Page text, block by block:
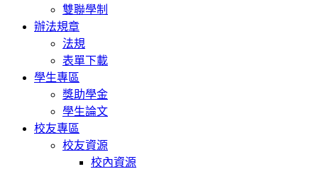
雙聯學制
辦法規章
法規
表單下載
學生專區
獎助學金
學生論文
校友專區
校友資源
校內資源